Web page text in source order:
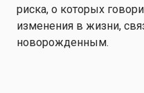
риска, о которых
изменения в жизни,
новорожденным.